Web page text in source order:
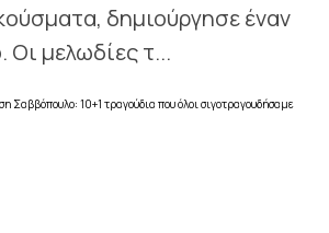
δημιούργησε έναν
Οι μελωδίες τ...